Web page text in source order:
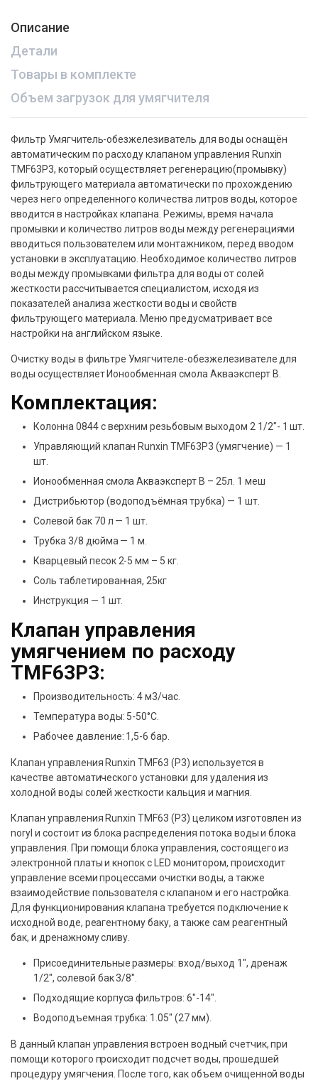
Описание
Детали
Товары в комплекте
Объем загрузок для умягчителя
Фильтр Умягчитель-обезжелезиватель для воды оснащён
автоматическим по расходу клапаном управления Runxin
TMF63P3, который осуществляет регенерацию(промывку)
фильтрующего материала автоматически по прохождению
через него определенного количества литров воды, которое
вводится в настройках клапана. Режимы, время начала
промывки и количество литров воды между регенерациями
вводиться пользователем или монтажником, перед вводом
установки в эксплуатацию. Необходимое количество литров
воды между промывками фильтра для воды от солей
жесткости рассчитывается специалистом, исходя из
показателей анализа жесткости воды и свойств
фильтрующего материала. Меню предусматривает все
настройки на английском языке.
Очистку воды в фильтре Умягчителе-обезжелезивателе для
воды осуществляет Ионообменная смола Акваэксперт B.
Комплектация:
Колонна 0844 с верхним резьбовым выходом 2 1/2″- 1 шт.
Управляющий клапан Runxin TMF63P3 (умягчение) — 1
шт.
Ионообменная смола Акваэксперт B – 25л. 1 меш
Дистрибьютор (водоподъёмная трубка) — 1 шт.
Солевой бак 70 л — 1 шт.
Трубка 3/8 дюйма — 1 м.
Кварцевый песок 2-5 мм – 5 кг.
Соль таблетированная, 25кг
Инструкция — 1 шт.
Клапан управления
умягчением по расходу
TMF63P3:
Производительность: 4 м3/час.
Температура воды: 5-50°C.
Рабочее давление: 1,5-6 бар.
Клапан управления Runxin TMF63 (P3) используется в
качестве автоматического установки для удаления из
холодной воды солей жесткости кальция и магния.
Клапан управления Runxin TMF63 (P3) целиком изготовлен из
noryl и состоит из блока распределения потока воды и блока
управления. При помощи блока управления, состоящего из
электронной платы и кнопок с LED монитором, происходит
управление всеми процессами очистки воды, а также
взаимодействие пользователя с клапаном и его настройка.
Для функционирования клапана требуется подключение к
исходной воде, реагентному баку, а также сам реагентный
бак, и дренажному сливу.
Присоединительные размеры: вход/выход 1″, дренаж
1/2″, солевой бак 3/8″.
Подходящие корпуса фильтров: 6″-14″.
Водоподъемная трубка: 1.05″ (27 мм).
В данный клапан управления встроен водный счетчик, при
помощи которого происходит подсчет воды, прошедшей
процедуру умягчения. После того, как объем очищенной воды